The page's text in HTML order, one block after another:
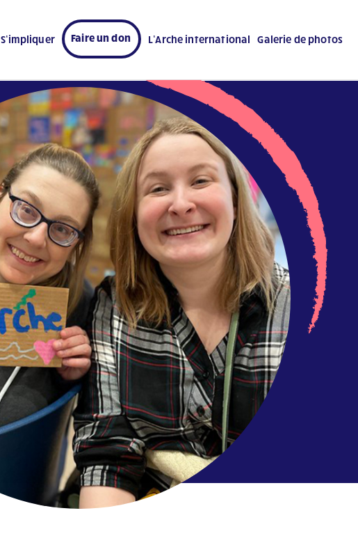
S’impliquer Faire un don L’Arche international Galerie de photos